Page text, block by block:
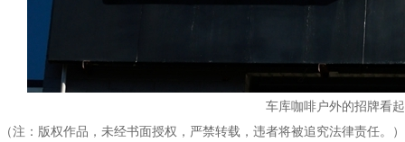
车库咖啡户外的招牌看
（注：版权作品，未经书面授权，严禁转载，违者将被追究法律责任。）